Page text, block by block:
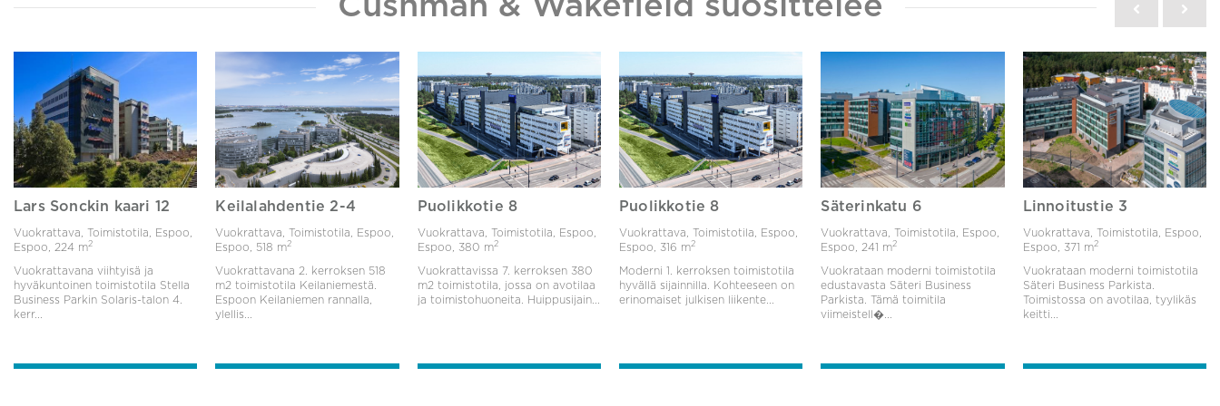
Lars Sonckin kaari 12
Vuokrattava, Toimistotila, Espoo,
Espoo, 224 m2
Vuokrattavana viihtyisä ja
hyväkuntoinen toimistotila Stella
Business Parkin Solaris-talon 4.
kerr...
Keilalahdentie 2-4
Vuokrattava, Toimistotila, Espoo,
Espoo, 518 m2
Vuokrattavana 2. kerroksen 518
m2 toimistotila Keilaniemestä.
Espoon Keilaniemen rannalla,
ylellis...
Puolikkotie 8
Vuokrattava, Toimistotila, Espoo,
Espoo,
380 m2
Vuokrattavissa 7. kerroksen 380
m2 toimistotila, jossa on avotilaa
ja toimistohuoneita. Huippusijain...
Puolikkotie 8
Vuokrattava, Toimistotila, Espoo,
Espoo, 316 m2
Moderni 1. kerroksen toimistotila
hyvällä sijainnilla. Kohteeseen on
erinomaiset julkisen liikente...
Säterinkatu 6
Vuokrattava, Toimistotila, Espoo,
Espoo, 241 m2
Vuokrataan moderni toimistotila
edustavasta Säteri Business
Parkista. Tämä toimitila
viimeistell�...
Linnoitustie 3
Vuokrattava, Toimistotila, Espoo,
Espoo,
371 m2
Vuokrataan moderni toimistotila
Säteri Business Parkista.
Toimistossa on avotilaa, tyylikäs
keitti...